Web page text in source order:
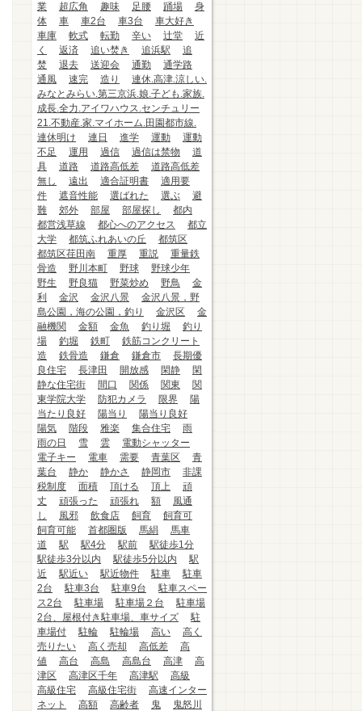
業
超広角 趣味 足腰 踊場
身
体
車 車2台 車3台
車大好き
車庫
軟式 転勤 辛い 辻堂
近
く
返済 追い焚き 追浜駅
追
焚
退去 送迎会 通勤
通学路
通風
速完 造り
連休.高津.涼しい.
みなとみらい.第三京浜.娘.子ども.家族.
成長.全力.アイワハウス.センチュリー
21.不動産.家.マイホーム.田園都市線.
連休明け
連日 進学 運動
運動
不足
運用 過信 過信は禁物
道
具
道路 道路高低差
道路高低差
無し
遠出 適合証明書
適用要
件
遮音性能 選ばれた 選ぶ
避
難
郊外 部屋 部屋探し
都内
都営浅草線
都心へのアクセス
都立
大学
都筑ふれあいの丘
都筑区
都筑区荏田南
重厚 重説
重量鉄
骨造
野川本町 野球
野球少年
野生
野良猫 野菜炒め 野鳥
金
利
金沢 金沢八景
金沢八景，野
島公園，海の公園，釣り
金沢区
金
融機関
金額 金魚 釣り堀
釣り
場
釣堀 鉄町
鉄筋コンクリート
造
鉄骨造 鎌倉 鎌倉市
長期優
良住宅
長津田 開放感 閑静
閑
静な住宅街
間口 関係 関東
関
東学院大学
防犯カメラ 限界
陽
当たり良好
陽当り
陽当り良好
陽気
階段 雅楽 集合住宅
雨
雨の日
雪 雲
電動シャッター
電子キー
電車 需要 青葉区
青
葉台
静か 静かさ 静岡市
非課
税制度
面積 頂ける 頂上
頑
丈
頑張った 頑張れ 額
風通
し
風邪 飲食店 飼育
飼育可
飼育可能
首都圏版 馬絹
馬車
道
駅 駅4分 駅前
駅徒歩1分
駅徒歩3分以内
駅徒歩5分以内
駅
近
駅近い 駅近物件 駐車
駐車
2台
駐車3台 駐車9台
駐車スペー
ス2台
駐車場 駐車場２台
駐車場
2台、屋根付き駐車場、車サイズ
駐
車場付
駐輪 駐輪場 高い
高く
売りたい
高く売却 高低差
高
値
高台 高島 高島台 高津
高
津区
高津区千年 高津駅
高級
高級住宅
高級住宅街
高速インター
ネット
高額 高齢者 鬼
鬼怒川